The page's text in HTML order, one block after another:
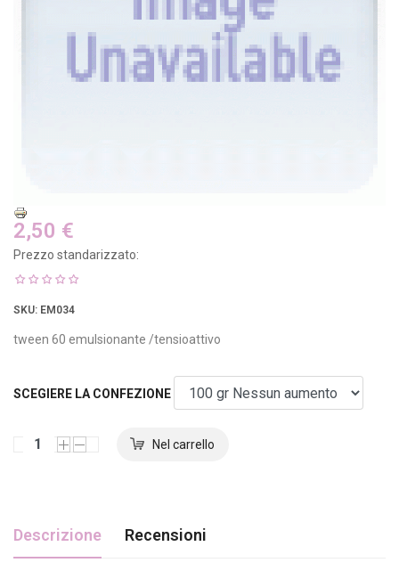
2,50 €
Prezzo standarizzato:
SKU: EM034
tween 60 emulsionante /tensioattivo
SCEGIERE LA CONFEZIONE
Descrizione Recensioni